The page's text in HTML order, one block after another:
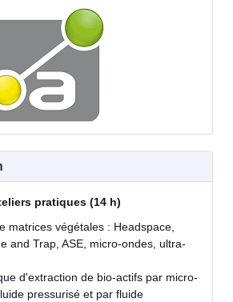
pratiques (14 h)
matrices végétales : Headspace,
and Trap, ASE, micro-ondes, ultra-
d'extraction de bio-actifs par micro-
pressurisé et par fluide